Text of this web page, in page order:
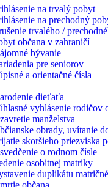
na trvalý pobyt
na prechodný
trvalého /
občana v zahraničí
bývanie
pre seniorov
a orientačné čísla
dieťaťa
vyhlásenie rodičov
manželstva
obrady, uvítanie
skoršieho priezviska
o rodnom čísle
osobitnej matriky
duplikátu
občana